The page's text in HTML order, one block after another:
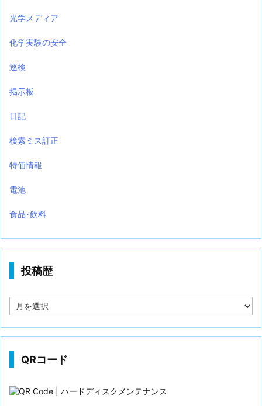
光学メディア
化学実験の安全
巡検
掲示板
日記
検索ミス訂正
特価情報
電池
食品･飲料
投稿歴
稿
QRコード